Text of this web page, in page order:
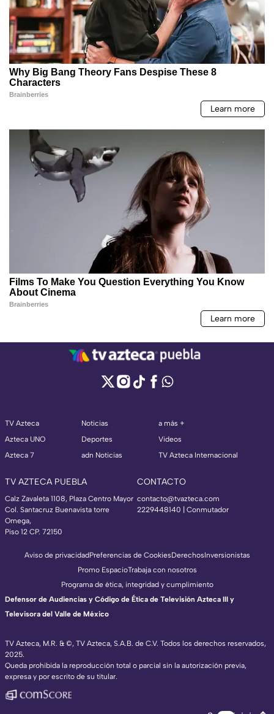
TV Azteca
Azteca UNO
Azteca 7
Noticias
Deportes
adn Noticias
a más +
Videos
TV Azteca Internacional
TV AZTECA PUEBLA
Calz Zavaleta 1108, Plaza Centro Mayor
Col. Santacruz Buenavista torre
Omega,
Piso 12 CP. 72150
CONTACTO
contacto@tvazteca.com
2229448140 | Conmutador
TV Azteca, M.R. & ©, TV Azteca, S.A.B. de C.V. Todos los derechos reservados,
2025.
Queda prohibida la reproducción total o parcial sin la autorización previa,
expresa y por escrito de su titular.
Aviso de privacidadPreferencias de CookiesDerechosInversionistas
Promo EspacioTrabaja con nosotros
Programa de ética, integridad y cumplimiento
Defensor de Audiencias y Código de Ética de Televisión Azteca III y
Televisora del Valle de México